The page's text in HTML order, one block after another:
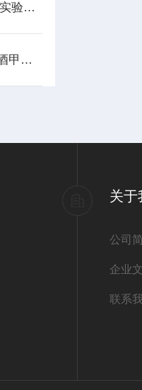
电动粉末压片机有什么用-实验室与工业生产的得力助手
2025年酿酒厂用升级款白酒甲醇乙醇检测仪选购推荐
关于
公司
企业
联系